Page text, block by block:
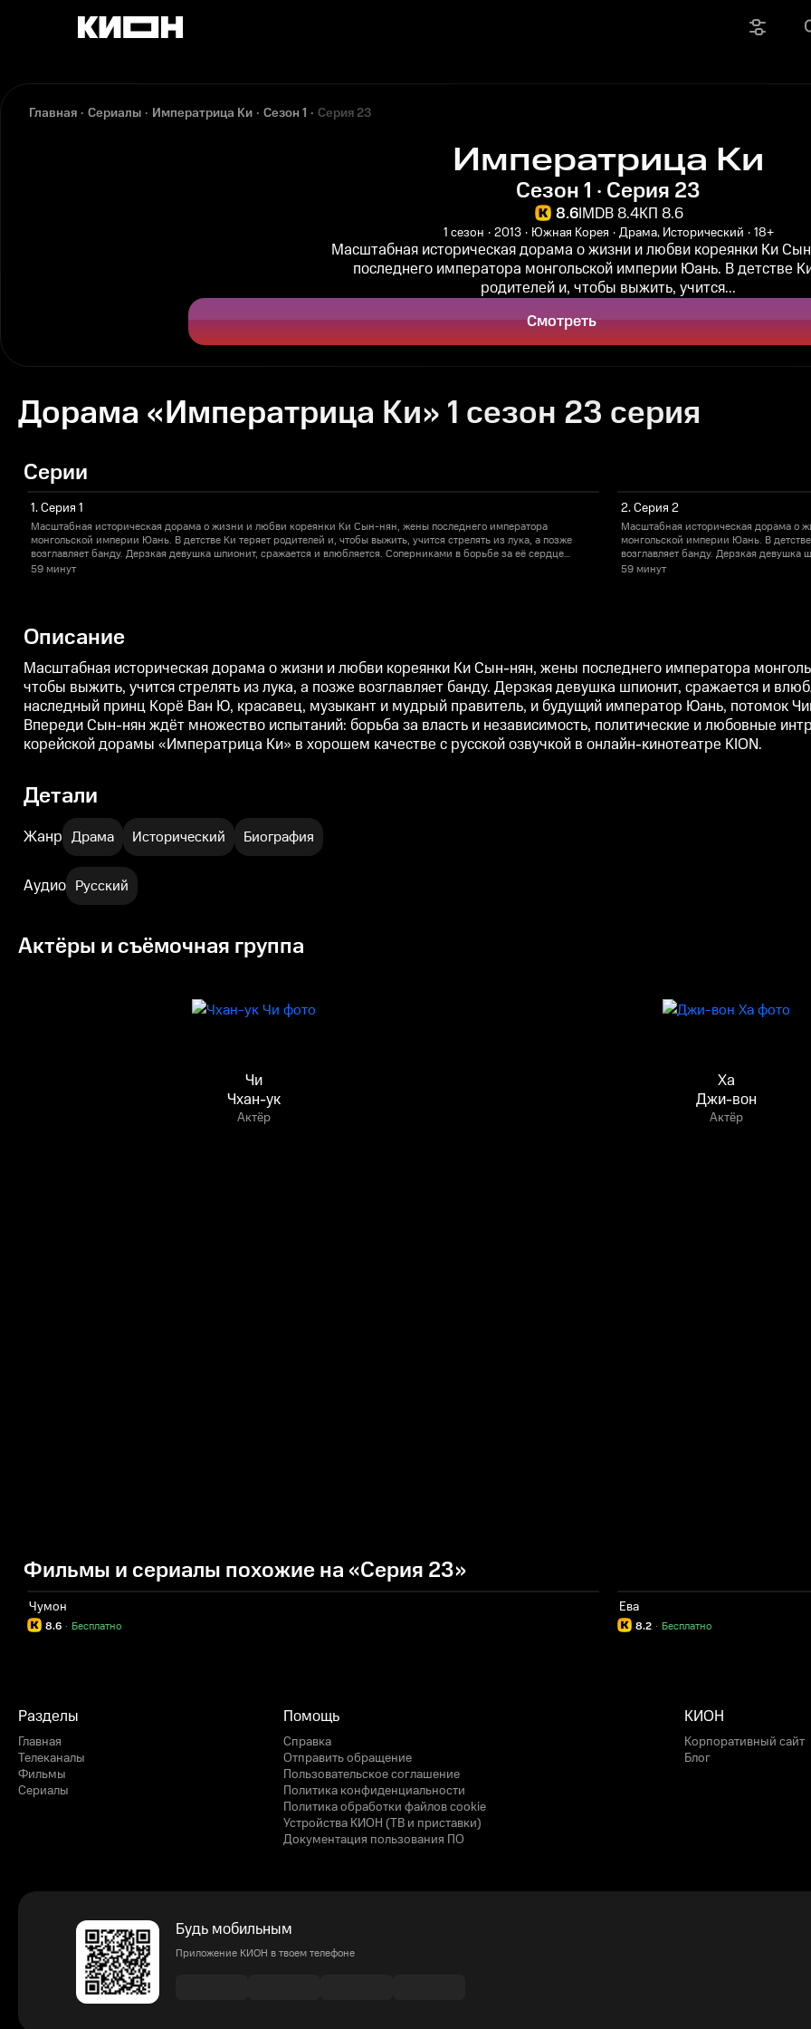
Главная Сериалы Императрица Ки Сезон 1 Серия 23
Императрица Ки
Сезон 1 · Серия 23
8.6IMDB 8.4КП 8.6
1 сезон 2013 Южная Корея Драма, Исторический 18+
Масштабная историческая дорама о жизни и любви кореянки Ки
последнего императора монгольской империи Юань. В детстве
родителей и, чтобы выжить, учится...
Смотреть
Дорама «Императрица Ки» 1 сезон 23 серия
Серии
1. Серия 1
Масштабная историческая дорама о жизни и любви кореянки Ки Сын-нян, жены последнего императора
монгольской империи Юань. В детстве Ки теряет родителей и, чтобы выжить, учится стрелять из лука, а позже
возглавляет банду. Дерзкая девушка шпионит, сражается и влюбляется. Соперниками в борьбе за её сердце
станут наследный принц Корё Ван Ю, красавец, музыкант и мудрый правитель, и будущий император Юань,
59 минут
2. Серия 2
Масштабная историческая дорама о
монгольской империи Юань. В
возглавляет банду. Дерзкая
станут наследный принц Корё Ван
59 минут
Описание
Масштабная историческая дорама о жизни и любви кореянки Ки Сын-нян, жены последнего императора
чтобы выжить, учится стрелять из лука, а позже возглавляет банду. Дерзкая девушка шпионит, сражается и
наследный принц Корё Ван Ю, красавец, музыкант и мудрый правитель, и будущий император Юань, потомок
Впереди Сын-нян ждёт множество испытаний: борьба за власть и независимость, политические и любовные
корейской дорамы «Императрица Ки» в хорошем качестве с русской озвучкой в онлайн-кинотеатре KION.
Детали
Жанр Драма Исторический Биография
Аудио Русский
Актёры и съёмочная группа
Чи
Чхан-ук
Актёр
Ха
Джи-вон
Актёр
Фильмы и сериалы похожие на «Серия 23»
Чумон
8.6 Бесплатно
·
Ева
8.2 Бесплатно
·
Разделы
Главная
Телеканалы
Фильмы
Сериалы
Помощь
Справка
Отправить обращение
Пользовательское соглашение
Политика конфиденциальности
Политика обработки файлов cookie
Устройства КИОН (ТВ и приставки)
Документация пользования ПО
КИОН
Корпоративный сайт
Блог
Будь мобильным
Приложение КИОН в твоем телефоне